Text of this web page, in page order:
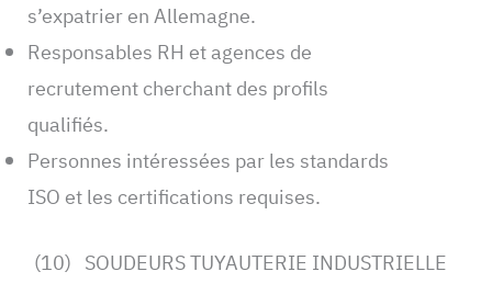
s’expatrier en Allemagne.
Responsables RH et agences de
recrutement cherchant des profils
qualifiés.
Personnes intéressées par les standards
ISO et les certifications requises.
(10) SOUDEURS TUYAUTERIE INDUSTRIELLE